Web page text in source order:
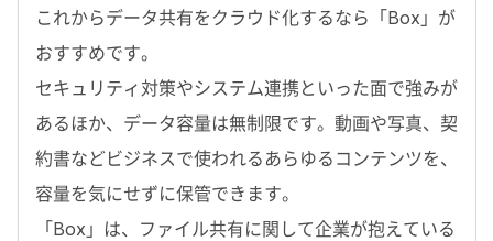
これからデータ共有をクラウド化するなら「Box」が
おすすめです。
セキュリティ対策やシステム連携といった面で強みが
あるほか、データ容量は無制限です。動画や写真、契
約書などビジネスで使われるあらゆるコンテンツを、
容量を気にせずに保管できます。
「Box」は、ファイル共有に関して企業が抱えている